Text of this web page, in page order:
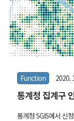
데, 검색해도 잘 나오
를 통해 텍스쳐 작업
Function 2020.
통계청 집계구
통계청 SGIS에서 신